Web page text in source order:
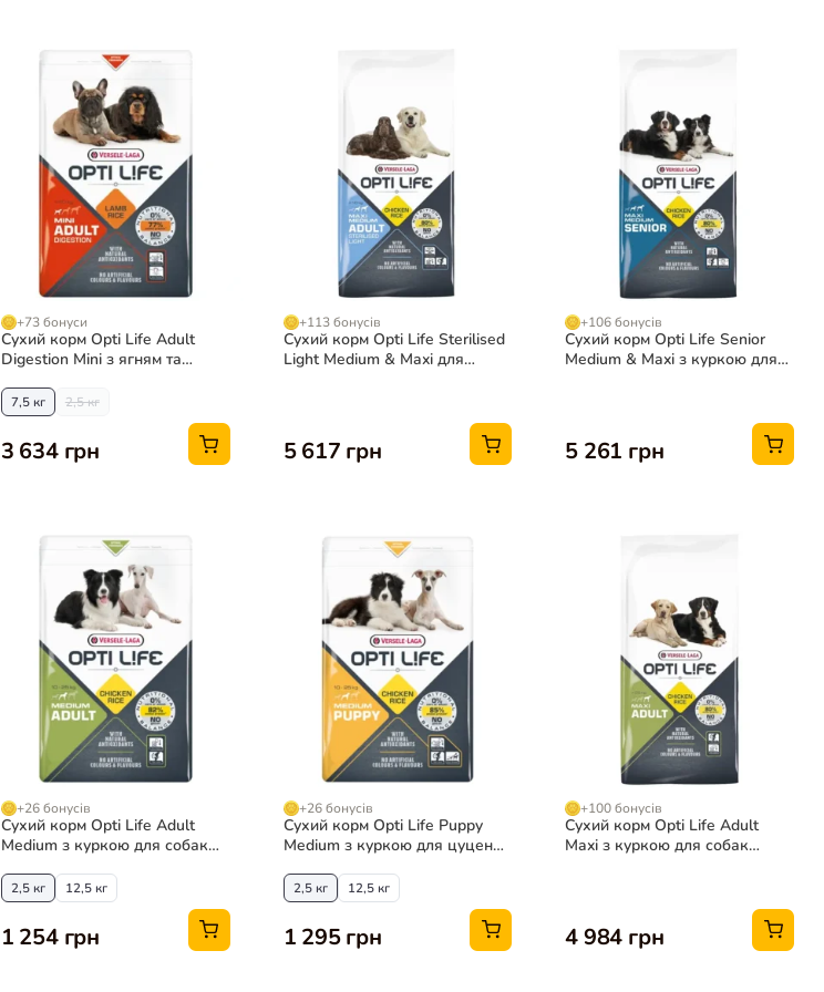
+73 бонуси
Сухий корм Opti Life Adult
Digestion Mini з ягням та
порід
7,5 кг 2,5 кг
3 634 грн
+113 бонусів
Сухий корм Opti Life Sterilised
Light Medium & Maxi для
5 617 грн
+106 бонусів
Сухий корм Opti Life Senior
Medium & Maxi з куркою для
5 261 грн
+26 бонусів
Сухий корм Opti Life Adult
Medium з куркою для собак
2,5 кг 12,5 кг
1 254 грн
+26 бонусів
Сухий корм Opti Life Puppy
Medium з куркою для цуценят
2,5 кг 12,5 кг
1 295 грн
+100 бонусів
Сухий корм Opti Life Adult
Maxi з куркою для собак
4 984 грн